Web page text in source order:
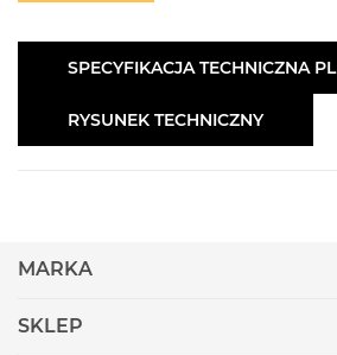
SPECYFIKACJA TECHNICZNA PL
RYSUNEK TECHNICZNY
MARKA
SKLEP